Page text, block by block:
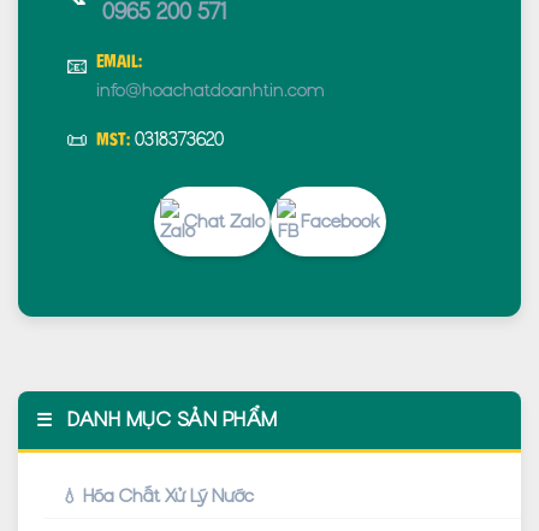
0965 200 571
📧 Email:
info@hoachatdoanhtin.com
📜 MST: 0318373620
Chat Zalo Facebook
☰ DANH MỤC SẢN PHẨM
💧 Hóa Chất Xử Lý Nước